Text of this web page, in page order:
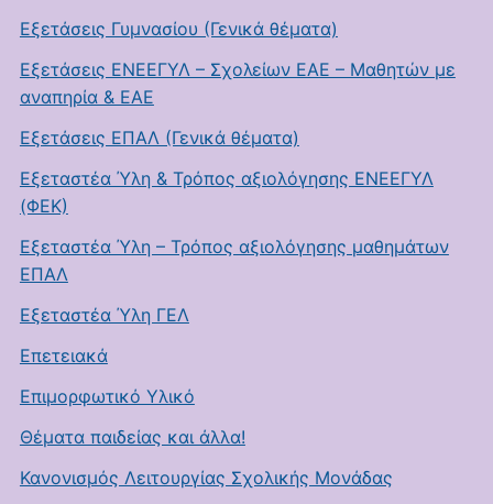
Εξετάσεις Γυμνασίου (Γενικά θέματα)
Εξετάσεις ΕΝΕΕΓΥΛ – Σχολείων ΕΑΕ – Μαθητών με
αναπηρία & ΕΑΕ
Εξετάσεις ΕΠΑΛ (Γενικά θέματα)
Εξεταστέα Ύλη & Τρόπος αξιολόγησης ΕΝΕΕΓΥΛ
(ΦΕΚ)
Εξεταστέα Ύλη – Τρόπος αξιολόγησης μαθημάτων
ΕΠΑΛ
Εξεταστέα Ύλη ΓΕΛ
Επετειακά
Επιμορφωτικό Υλικό
Θέματα παιδείας και άλλα!
Κανονισμός Λειτουργίας Σχολικής Μονάδας